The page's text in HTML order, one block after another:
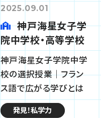
2025.09.01
神戸海星女子学
院中学校・高等学校
神戸海星女子学院中学
校の選択授業｜フラン
ス語で広がる学びとは
発見！私学力